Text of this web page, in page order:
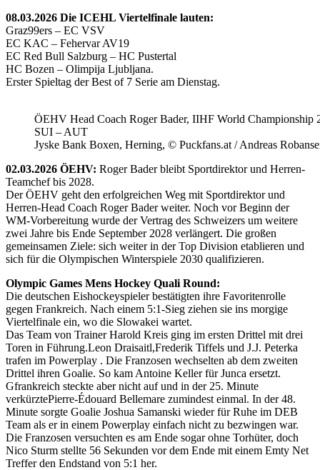
08.03.2026 Die ICEHL Viertelfinale lauten:
Graz99ers – EC VSV
EC KAC – Fehervar AV19
EC Red Bull Salzburg – HC Pustertal
HC Bozen – Olimpija Ljubljana.
Erster Spieltag der Best of 7 Serie am Dienstag.
ÖEHV Head Coach Roger Bader, IIHF World Championship
SUI – AUT
Jyske Bank Boxen, Herning, © Puckfans.at / Andreas
02.03.2026 ÖEHV: Roger Bader bleibt Sportdirektor und Herren-
Teamchef bis 2028.
Der ÖEHV geht den erfolgreichen Weg mit Sportdirektor und
Herren-Head Coach Roger Bader weiter. Noch vor Beginn der
WM-Vorbereitung wurde der Vertrag des Schweizers um weitere
zwei Jahre bis Ende September 2028 verlängert. Die großen
gemeinsamen Ziele: sich weiter in der Top Division etablieren und
sich für die Olympischen Winterspiele 2030 qualifizieren.
Olympic Games Mens Hockey Quali Round:
Die deutschen Eishockeyspieler bestätigten ihre Favoritenrolle
gegen Frankreich. Nach einem 5:1-Sieg ziehen sie ins morgige
Viertelfinale ein, wo die Slowakei wartet.
Das Team von Trainer Harold Kreis ging im ersten Drittel mit drei
Toren in Führung.Leon Draisaitl,Frederik Tiffels und J.J. Peterka
trafen im Powerplay . Die Franzosen wechselten ab dem zweiten
Drittel ihren Goalie. So kam Antoine Keller für Junca ersetzt.
Gfrankreich steckte aber nicht auf und in der 25. Minute
verkürztePierre-Édouard Bellemare zumindest einmal. In der 48.
Minute sorgte Goalie Joshua Samanski wieder für Ruhe im DEB
Team als er in einem Powerplay einfach nicht zu bezwingen war.
Die Franzosen versuchten es am Ende sogar ohne Torhüter, doch
Nico Sturm stellte 56 Sekunden vor dem Ende mit einem Emty Net
Treffer den Endstand von 5:1 her.